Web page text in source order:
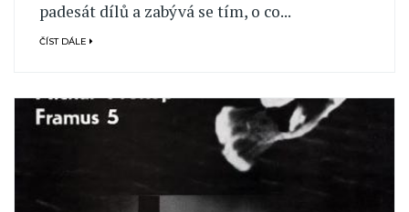
padesát dílů a zabývá se tím, o co...
ČÍST DÁLE